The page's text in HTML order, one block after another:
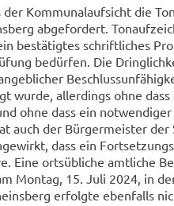
der Kom­mu­nal­auf­sicht die
ab­ge­for­dert.
be­stä­tig­tes schrift­li­ches
be­dür­fen. Die
wurde, al­ler­dings ohne
ohne dass ein
auch der Bür­ger­meis­ter
dass ein
Eine orts­üb­li­che amt­li­che
Mon­tag, 15. Juli 2024, in
er­folg­te eben­falls